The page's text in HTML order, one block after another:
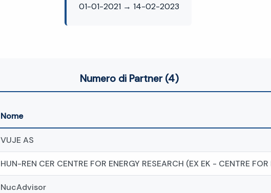
01-01-2021 → 14-02-2023
Numero di Partner (4)
Nome
VUJE AS
HUN-REN CER CENTRE FOR ENERGY RESEARCH (EX EK - CENTRE FOR
NucAdvisor